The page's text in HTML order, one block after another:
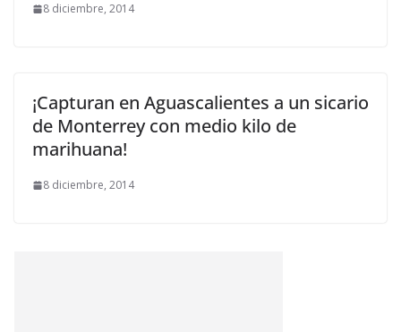
8 diciembre, 2014
¡Capturan en Aguascalientes a un sicario
de Monterrey con medio kilo de
marihuana!
8 diciembre, 2014